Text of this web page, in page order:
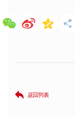
返回列表